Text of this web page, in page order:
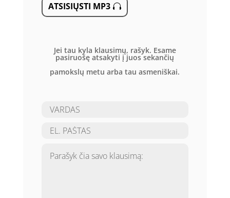
ATSISIŲSTI MP3
Jei tau kyla klausimų, rašyk. Esame
pasiruošę atsakyti į juos sekančių
pamokslų metu arba tau asmeniškai.